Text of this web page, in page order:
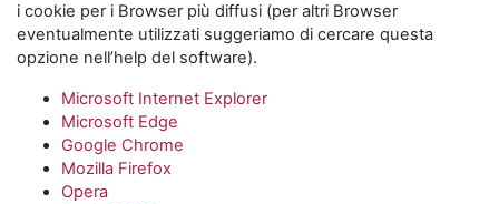
i cookie per i Browser più diffusi (per altri Browser
eventualmente utilizzati suggeriamo di cercare questa
opzione nell’help del software).
Microsoft Internet Explorer
Microsoft Edge
Google Chrome
Mozilla Firefox
Opera